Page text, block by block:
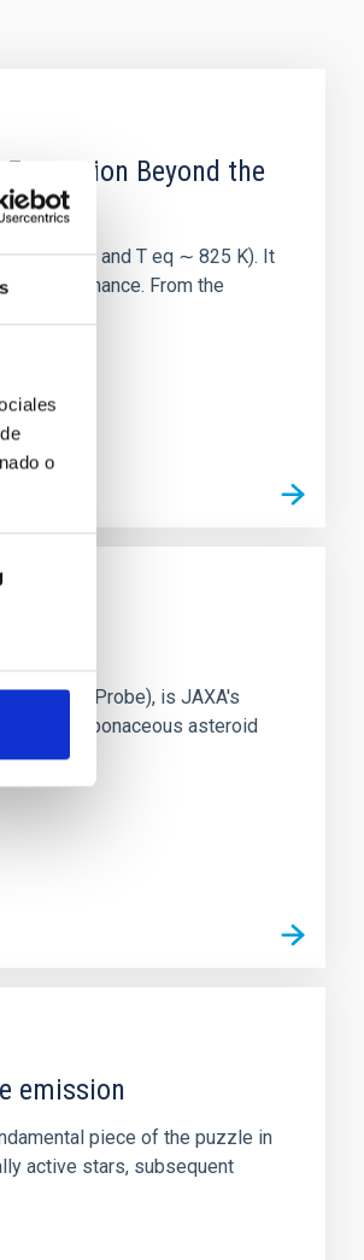
o
Beyond the
19.8 M ⊕, and T eq ∼ 825 K). It
resonance. From the
Probe), is JAXA's
the carbonaceous asteroid
emission
piece of the puzzle in
active stars, subsequent